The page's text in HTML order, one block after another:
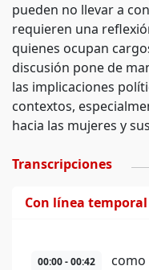
pueden no llevar a
requieren una
quienes ocupan
discusión pone de
las implicaciones
contextos,
hacia las mujeres y
Transcripciones
Con línea temporal
00:00 - 00:42
como